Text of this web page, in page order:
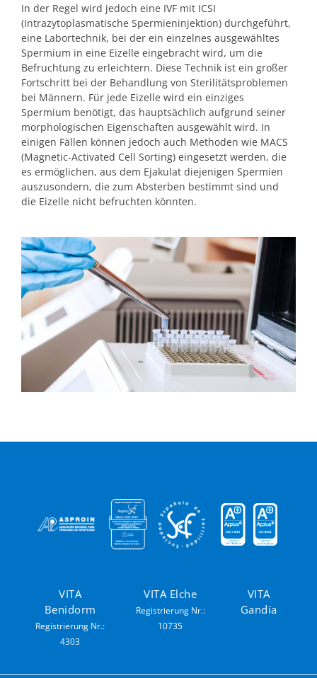
In der Regel wird jedoch eine IVF mit ICSI
(Intrazytoplasmatische Spermieninjektion) durchgeführt,
eine Labortechnik, bei der ein einzelnes ausgewähltes
Spermium in eine Eizelle eingebracht wird, um die
Befruchtung zu erleichtern. Diese Technik ist ein großer
Fortschritt bei der Behandlung von Sterilitätsproblemen
bei Männern. Für jede Eizelle wird ein einziges
Spermium benötigt, das hauptsächlich aufgrund seiner
morphologischen Eigenschaften ausgewählt wird. In
einigen Fällen können jedoch auch Methoden wie MACS
(Magnetic-Activated Cell Sorting) eingesetzt werden, die
es ermöglichen, aus dem Ejakulat diejenigen Spermien
auszusondern, die zum Absterben bestimmt sind und
die Eizelle nicht befruchten könnten.
VITA
Benidorm
Registrierung Nr.:
4303
VITA Elche
Registrierung Nr.:
10735
VITA
Gandía